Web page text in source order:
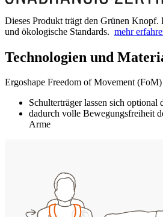
Dieses Produkt trägt den Grünen Knopf.
und ökologische Standards. mehr
Technologien und
Ergoshape Freedom of Movement
Schulterträger lassen sich optional
dadurch volle Bewegungsfreiheit
Arme